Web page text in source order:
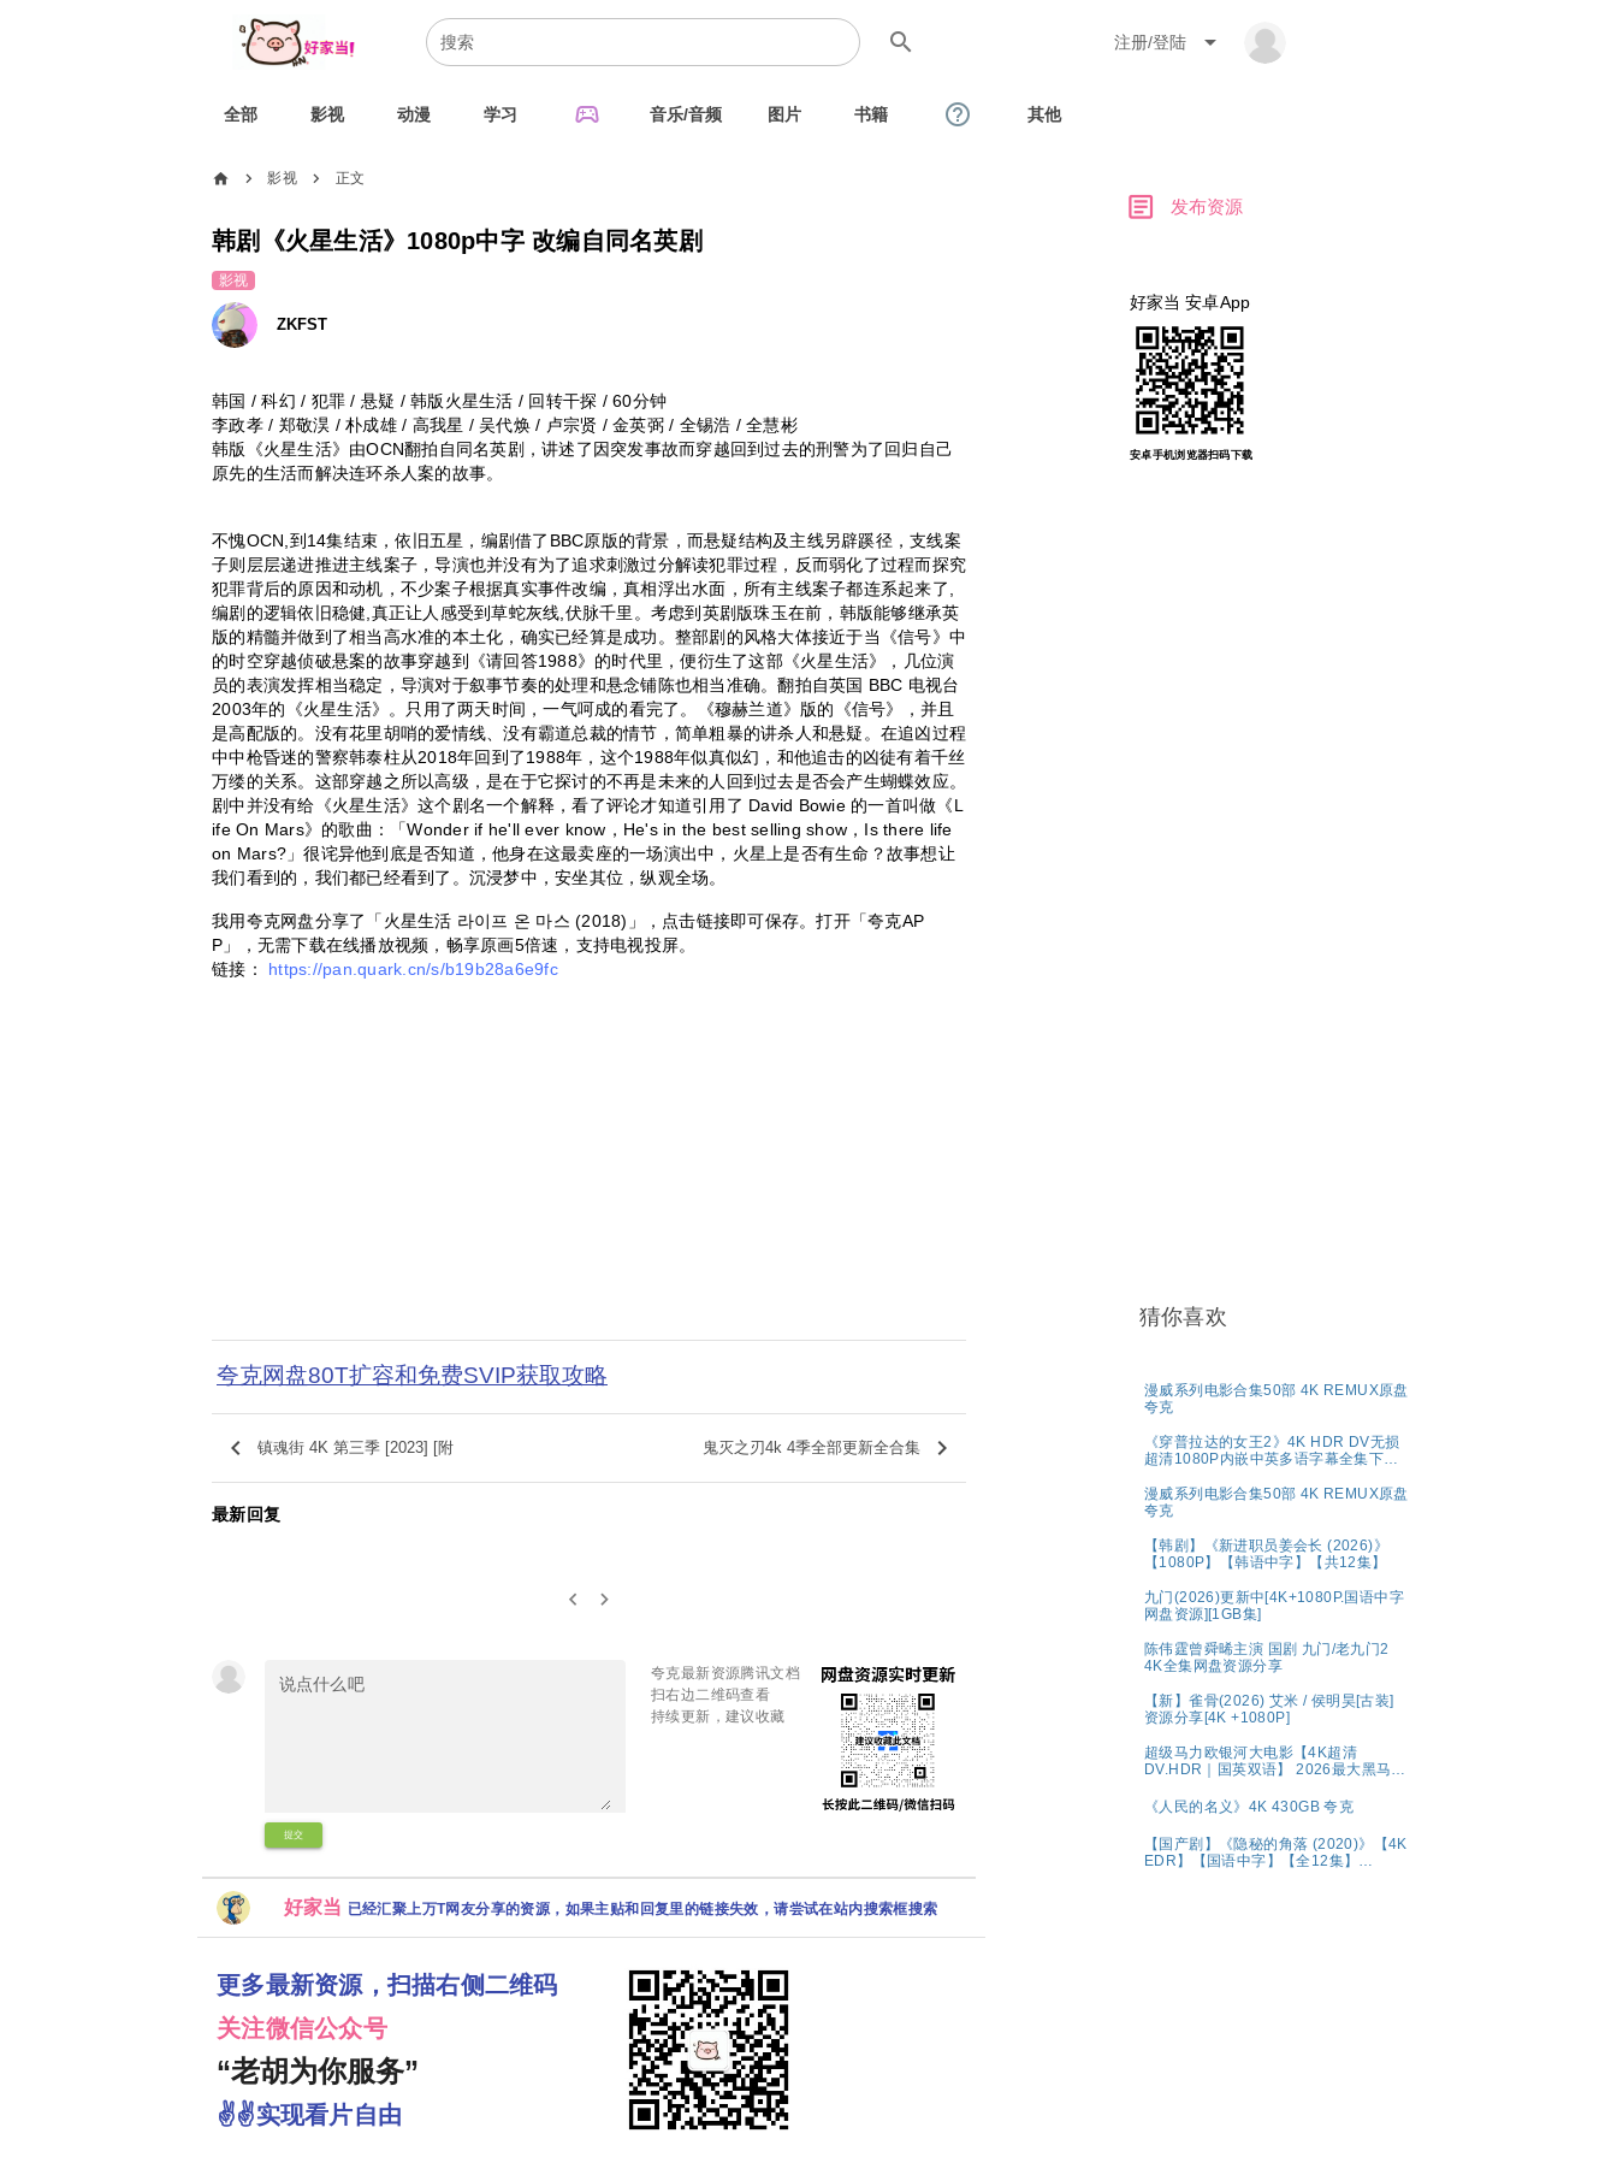
search 注册/登陆 arrow_drop_down
全部 影视 动漫 学习 sports_esports 音乐/音频 图片 书籍 help_outline 其他
home chevron_right 影视 chevron_right 正文
韩剧《火星生活》1080p中字 改编自同名英剧
影视
ZKFST
韩国 / 科幻 / 犯罪 / 悬疑 / 韩版火星生活 / 回转干探 / 60分钟
李政孝 / 郑敬淏 / 朴成雄 / 高我星 / 吴代焕 / 卢宗贤 / 金英弼 / 全锡浩 / 全慧彬
韩版《火星生活》由OCN翻拍自同名英剧，讲述了因突发事故而穿越回到过去的刑警为了回归自己
原先的生活而解决连环杀人案的故事。
不愧OCN,到14集结束，依旧五星，编剧借了BBC原版的背景，而悬疑结构及主线另辟蹊径，支线案
子则层层递进推进主线案子，导演也并没有为了追求刺激过分解读犯罪过程，反而弱化了过程而探究
犯罪背后的原因和动机，不少案子根据真实事件改编，真相浮出水面，所有主线案子都连系起来了,
编剧的逻辑依旧稳健,真正让人感受到草蛇灰线,伏脉千里。考虑到英剧版珠玉在前，韩版能够继承英
版的精髓并做到了相当高水准的本土化，确实已经算是成功。整部剧的风格大体接近于当《信号》中
的时空穿越侦破悬案的故事穿越到《请回答1988》的时代里，便衍生了这部《火星生活》，几位演
员的表演发挥相当稳定，导演对于叙事节奏的处理和悬念铺陈也相当准确。翻拍自英国 BBC 电视台
2003年的《火星生活》。只用了两天时间，一气呵成的看完了。《穆赫兰道》版的《信号》，并且
是高配版的。没有花里胡哨的爱情线、没有霸道总裁的情节，简单粗暴的讲杀人和悬疑。在追凶过程
中中枪昏迷的警察韩泰柱从2018年回到了1988年，这个1988年似真似幻，和他追击的凶徒有着千丝
万缕的关系。这部穿越之所以高级，是在于它探讨的不再是未来的人回到过去是否会产生蝴蝶效应。
剧中并没有给《火星生活》这个剧名一个解释，看了评论才知道引用了 David Bowie 的一首叫做《L
ife On Mars》的歌曲：「Wonder if he'll ever know，He's in the best selling show，Is there life
on Mars?」很诧异他到底是否知道，他身在这最卖座的一场演出中，火星上是否有生命？故事想让
我们看到的，我们都已经看到了。沉浸梦中，安坐其位，纵观全场。
我用夸克网盘分享了「火星生活 라이프 온 마스 (2018)」，点击链接即可保存。打开「夸克AP
P」，无需下载在线播放视频，畅享原画5倍速，支持电视投屏。
链接： https://pan.quark.cn/s/b19b28a6e9fc
夸克网盘80T扩容和免费SVIP获取攻略
keyboard_arrow_left 镇魂街 4K 第三季 [2023] [附 鬼灭之刃4k 4季全部更新全合集 keyboard_arrow_right
最新回复
keyboard_arrow_left keyboard_arrow_right
提交
夸克最新资源腾讯文档
扫右边二维码查看
持续更新，建议收藏
好家当 已经汇聚上万T网友分享的资源，如果主贴和回复里的链接失效，请尝试在站内搜索框搜索
更多最新资源，扫描右侧二维码
关注微信公众号
“老胡为你服务”
✌✌实现看片自由
article 发布资源
好家当 安卓App
安卓手机浏览器扫码下载
猜你喜欢
漫威系列电影合集50部 4K REMUX原盘
夸克
《穿普拉达的女王2》4K HDR DV无损
超清1080P内嵌中英多语字幕全集下载
漫威系列电影合集50部 4K REMUX原盘
夸克
【韩剧】《新进职员姜会长 (2026)》
【1080P】【韩语中字】【共12集】
九门(2026)更新中[4K+1080P.国语中字
网盘资源][1GB集]
陈伟霆曾舜晞主演 国剧 九门/老九门2
4K全集网盘资源分享
【新】雀骨(2026) 艾米 / 侯明昊[古装]
资源分享[4K +1080P]
超级马力欧银河大电影【4K超清
DV.HDR｜国英双语】 2026最大黑马！
《人民的名义》4K 430GB 夸克
【国产剧】《隐秘的角落 (2020)》【4K
EDR】【国语中字】【全12集】